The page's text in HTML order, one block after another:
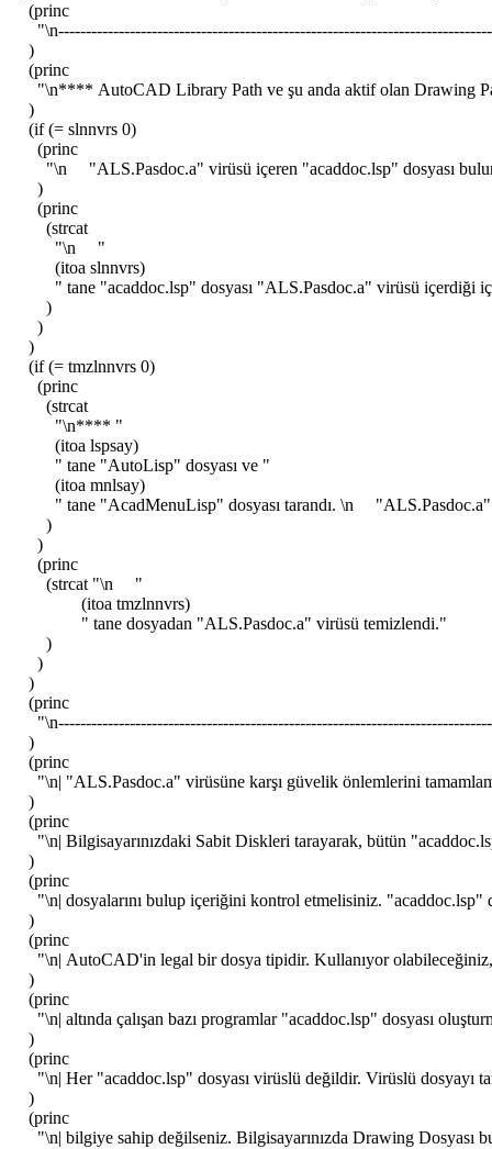
(princ
)
(princ
"\n**** AutoCAD Library Path ve şu anda aktif olan Drawing
)
(if (= slnnvrs 0)
(princ
"\n "ALS.Pasdoc.a" virüsü içeren "acaddoc.lsp" dosyası
)
(princ
(strcat
"\n "
(itoa slnnvrs)
" tane "acaddoc.lsp" dosyası "ALS.Pasdoc.a" virüsü içerdiği
)
)
)
(if (= tmzlnnvrs 0)
(princ
(strcat
"\n**** "
(itoa lspsay)
" tane "AutoLisp" dosyası ve "
(itoa mnlsay)
" tane "AcadMenuLisp" dosyası tarandı. \n "ALS.Pasdoc.a"
)
)
(princ
(strcat "\n "
(itoa tmzlnnvrs)
" tane dosyadan "ALS.Pasdoc.a" virüsü temizlendi."
)
)
)
(princ
)
(princ
"\n| "ALS.Pasdoc.a" virüsüne karşı güvelik önlemlerini
)
(princ
"\n| Bilgisayarınızdaki Sabit Diskleri tarayarak, bütün
)
(princ
"\n| dosyalarını bulup içeriğini kontrol etmelisiniz.
)
(princ
"\n| AutoCAD'in legal bir dosya tipidir. Kullanıyor
)
(princ
"\n| altında çalışan bazı programlar "acaddoc.lsp" dosyası
)
(princ
"\n| Her "acaddoc.lsp" dosyası virüslü değildir. Virüslü
)
(princ
"\n| bilgiye sahip değilseniz. Bilgisayarınızda Drawing